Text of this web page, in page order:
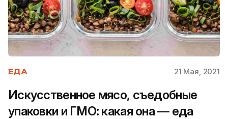
ЕДА 21 Мая, 2021
Искусственное мясо, съедобные
упаковки и ГМО: какая она — еда